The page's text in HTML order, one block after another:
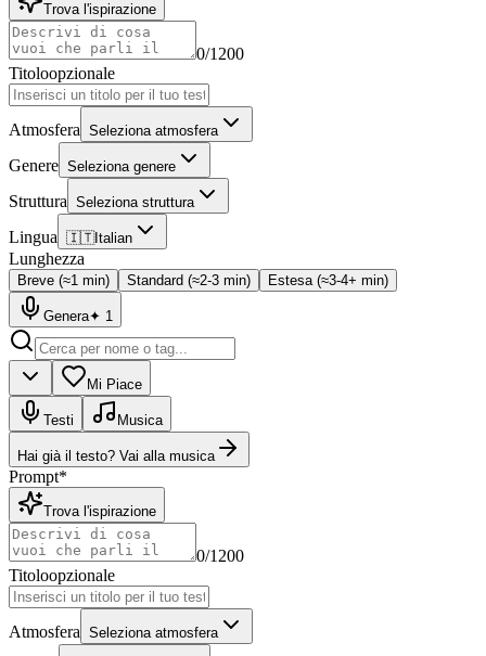
Trova l'ispirazione
0/1200
Titoloopzionale
Atmosfera Seleziona atmosfera
Genere Seleziona genere
Struttura Seleziona struttura
Lingua 🇮🇹Italian
Lunghezza
Breve (≈1 min) Standard (≈2-3 min) Estesa (≈3-4+ min)
Genera✦ 1
Mi Piace
Testi Musica
Hai già il testo? Vai alla musica
Prompt*
Trova l'ispirazione
0/1200
Titoloopzionale
Atmosfera Seleziona atmosfera